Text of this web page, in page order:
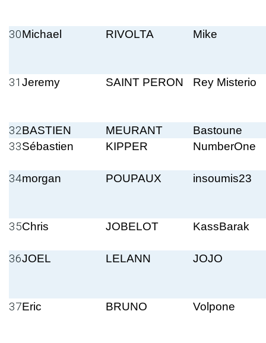
30Michael RIVOLTA Mike
31 Jeremy SAINT PERON Rey Misterio
32BASTIEN MEURANT Bastoune
33Sébastien KIPPER NumberOne
34morgan POUPAUX insoumis23
35Chris JOBELOT KassBarak
36JOEL LELANN JOJO
37Eric BRUNO Volpone